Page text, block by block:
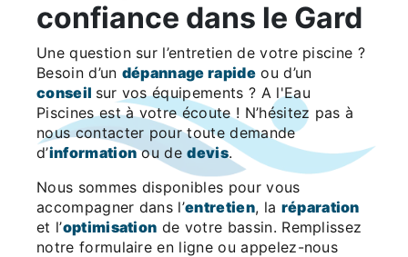
confiance dans le Gard
Une question sur l’entretien de votre piscine ?
Besoin d’un dépannage rapideou d’un
conseil sur vos équipements ? A l'Eau
Piscines est à votre écoute ! N’hésitez pas à
nous contacter pour toute demande
d’informationou dedevis.
Nous sommes disponibles pour vous
accompagner dans l’entretien, la réparation
et l’optimisation de votre bassin. Remplissez
notre formulaire en ligne ou appelez-nous